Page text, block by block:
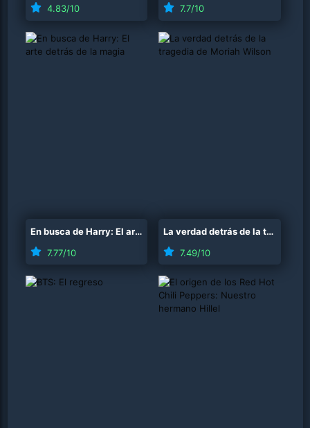
4.83/10 7.7/10
En busca de Harry: El arte detrás de la magia (2026)
7.77/10
La verdad detrás de la tragedia de Moriah Wilson
7.49/10